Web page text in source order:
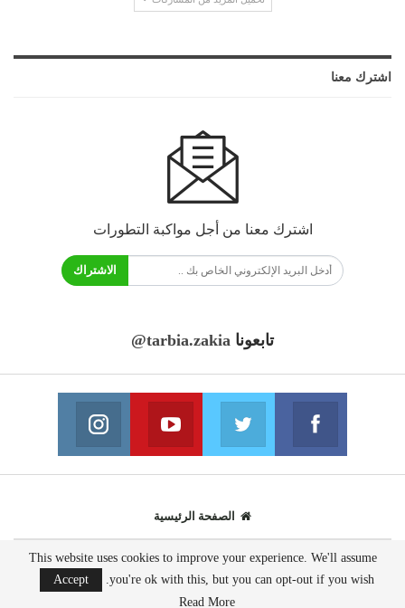
اشترك معنا
اشترك معنا من أجل مواكبة التطورات
الاشتراك
تابعونا @tarbia.zakia
فايسبوك
انضم الينا انضم الينا
يوتيوب
انضم الينا
الصفحة الرئيسية
© 2020 - جميع الحقوق محفوظة.
This website uses cookies to improve your experience. We'll assume
you're ok with this, but you can opt-out if you wish.
Accept
Read More